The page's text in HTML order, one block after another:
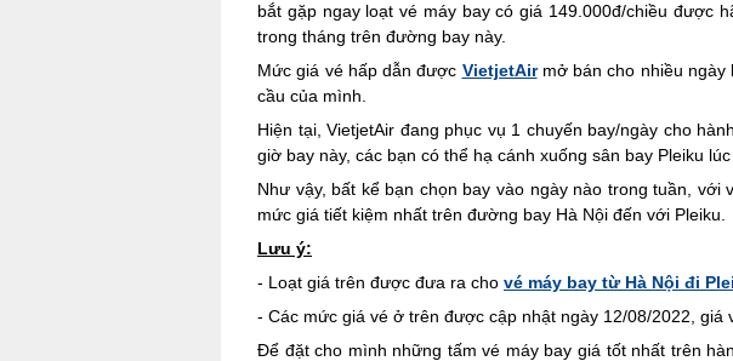
bắt gặp ngay loạt vé máy bay có giá 149.000đ/chiều được
trong tháng trên đường bay này.
Mức giá vé hấp dẫn được VietjetAirmở bán cho nhiều ngày
cầu của mình.
Hiện tại, VietjetAir đang phục vụ 1 chuyến bay/ngày cho
giờ bay này, các bạn có thể hạ cánh xuống sân bay Pleiku
Như vậy, bất kể bạn chọn bay vào ngày nào trong tuần,
mức giá tiết kiệm nhất trên đường bay Hà Nội đến với Pleiku.
Lưu ý:
- Loạt giá trên được đưa ra cho vé máy bay từ Hà Nội đi
- Các mức giá vé ở trên được cập nhật ngày 12/08/2022, giá
Để đặt cho mình những tấm vé máy bay giá tốt nhất trên